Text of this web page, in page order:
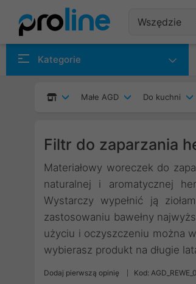
Kategorie
Małe AGD Do kuchni
Filtr do zaparzania
Materiałowy woreczek do
naturalnej i aromatycznej
Wystarczy wypełnić ją
zastosowaniu bawełny
użyciu i oczyszczeniu można
wybierasz produkt na długie
Dodaj pierwszą opinię Kod: